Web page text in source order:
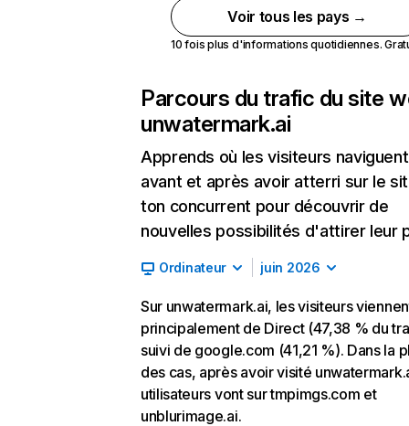
Voir tous les pays →
10 fois plus d'informations quotidiennes.
Parcours du trafic du site
unwatermark.ai
Apprends où les visiteurs naviguent
avant et après avoir atterri sur le
ton concurrent pour découvrir de
nouvelles possibilités d'attirer leur
Ordinateur juin 2026
Sur unwatermark.ai, les visiteurs
principalement de Direct (47,38 % du
suivi de google.com (41,21 %). Dans la
des cas, après avoir visité
utilisateurs vont sur tmpimgs.com et
unblurimage.ai.